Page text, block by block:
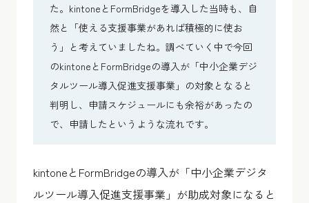
た。kintoneとFormBridgeを導入した当時も、自
然と「使える支援事業があれば積極的に使お
う」と考えていましたね。調べていく中で今回
のkintoneとFormBridgeの導入が「中小企業デジ
タルツール導入促進支援事業」の対象となると
判明し、申請スケジュールにも余裕があったの
で、申請したというような流れです。
kintoneとFormBridgeの導入が「中小企業デジタ
ルツール導入促進支援事業」が助成対象になると